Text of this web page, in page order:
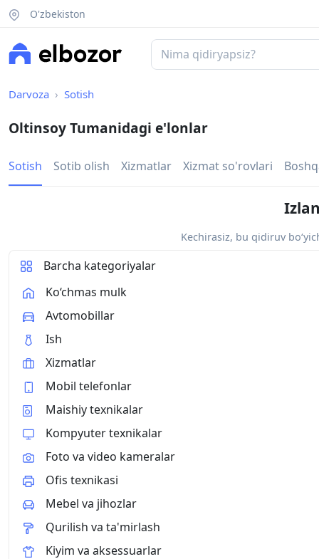
O'zbekiston
Darvoza Sotish
Oltinsoy Tumanidagi e'lonlar
Sotish Sotib olish Xizmatlar Xizmat so'rovlari
Kechirasiz, bu qidiruv
Barcha kategoriyalar
Ko‘chmas mulk
Avtomobillar
Ish
Xizmatlar
Mobil telefonlar
Maishiy texnikalar
Kompyuter texnikalar
Foto va video kameralar
Ofis texnikasi
Mebel va jihozlar
Qurilish va ta'mirlash
Kiyim va aksessuarlar